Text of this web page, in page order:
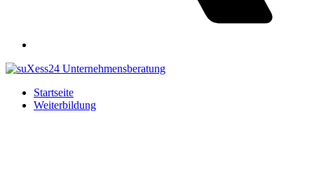
Startseite
Weiterbildung